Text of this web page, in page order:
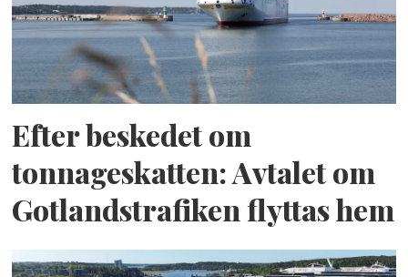
Efter beskedet om
tonnageskatten: Avtalet om
Gotlandstrafiken flyttas hem